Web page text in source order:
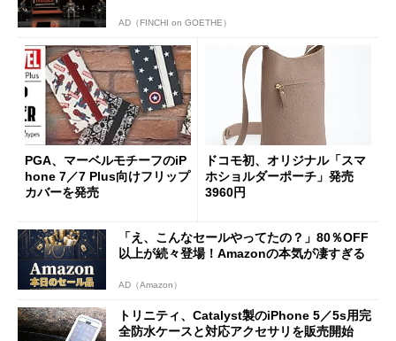
AD（FINCHI on GOETHE）
PGA、マーベルモチーフのiP
hone 7／7 Plus向けフリップ
カバーを発売
ドコモ初、オリジナル「スマ
ホショルダーポーチ」発売
3960円
「え、こんなセールやってたの？」80％OFF
以上が続々登場！Amazonの本気が凄すぎる
AD（Amazon）
トリニティ、Catalyst製のiPhone 5／5s用完
全防水ケースと対応アクセサリを販売開始